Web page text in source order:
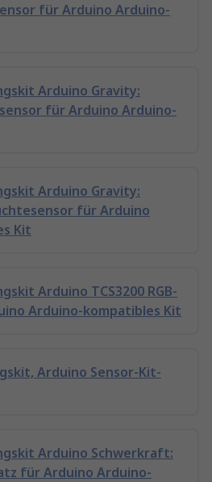
für Arduino Arduino-
Arduino Gravity:
für Arduino Arduino-
Arduino Gravity:
für Arduino
Kit
Arduino TCS3200 RGB-
Arduino-kompatibles Kit
Arduino Sensor-Kit-
Arduino Schwerkraft:
für Arduino Arduino-